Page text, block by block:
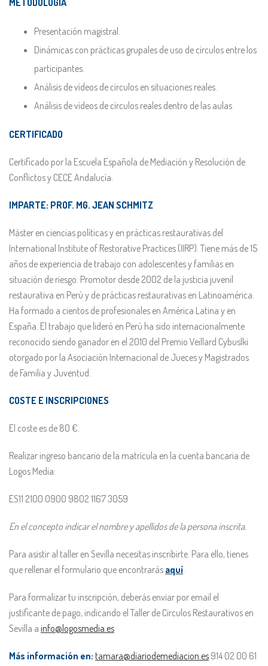
METODOLOGÍA
Presentación magistral.
Dinámicas con prácticas grupales de uso de círculos entre los
participantes.
Análisis de vídeos de círculos en situaciones reales.
Análisis de vídeos de círculos reales dentro de las aulas
CERTIFICADO
Certificado por la Escuela Española de Mediación y Resolución de
Conflictos y CECE Andalucía.
IMPARTE: PROF. MG. JEAN SCHMITZ
Máster en ciencias políticas y en prácticas restaurativas del
International Institute of Restorative Practices (IIRP). Tiene más de 15
años de experiencia de trabajo con adolescentes y familias en
situación de riesgo. Promotor desde 2002 de la justicia juvenil
restaurativa en Perú y de prácticas restaurativas en Latinoamérica.
Ha formado a cientos de profesionales en América Latina y en
España. El trabajo que lideró en Perú ha sido internacionalmente
reconocido siendo ganador en el 2010 del Premio Veillard Cybuslki
otorgado por la Asociación Internacional de Jueces y Magistrados
de Familia y Juventud.
COSTE E INSCRIPCIONES
El coste es de 80 €.
Realizar ingreso bancario de la matrícula en la cuenta bancaria de
Logos Media:
ES11 2100 0900 9802 1167 3059
En el concepto indicar el nombre y apellidos de la persona inscrita.
Para asistir al taller en Sevilla necesitas inscribirte. Para ello, tienes
que rellenar el formulario que encontrarás aquí.
Para formalizar tu inscripción, deberás enviar por email el
justificante de pago, indicando el Taller de Círculos Restaurativos en
Sevilla a info@logosmedia.es
Más información en: tamara@diariodemediacion.es 914 02 00 61